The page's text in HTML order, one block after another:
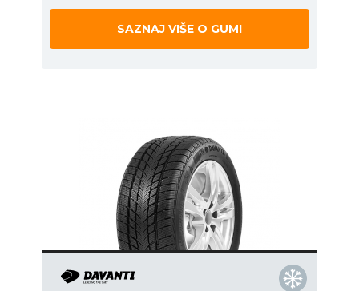
SAZNAJ VIŠE O GUMI